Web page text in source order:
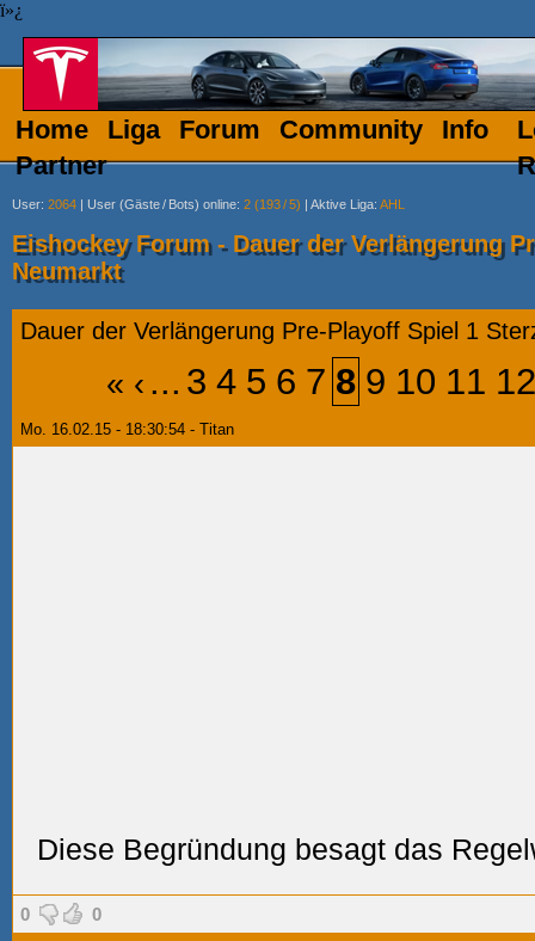
ï»¿
Home Liga Forum Community
Info
Partner
User: 2064 | User (Gäste/ Bots) online: 2 (193/5) | Aktive Liga: AHL
Eishockey Forum - Dauer der Verlängerung
Neumarkt
Dauer der Verlängerung Pre-Playoff Spiel 1
« ‹ ... 3 4 5 6 7 8 9 10 11 12
Mo. 16.02.15 - 18:30:54 - Titan
Diese Begründung besagt das
0 0